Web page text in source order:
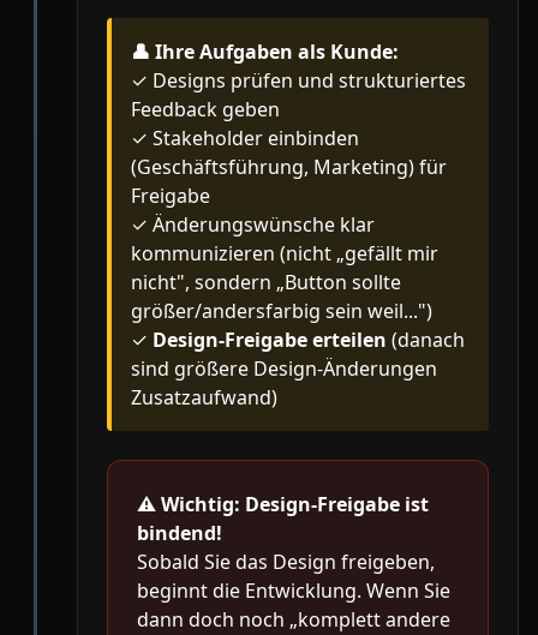
👤 Ihre Aufgaben als Kunde:
✓ Designs prüfen und strukturiertes
Feedback geben
✓ Stakeholder einbinden
(Geschäftsführung, Marketing) für
Freigabe
✓ Änderungswünsche klar
kommunizieren (nicht „gefällt mir
nicht", sondern „Button sollte
größer/andersfarbig sein weil...")
✓ Design-Freigabe erteilen (danach
sind größere Design-Änderungen
Zusatzaufwand)
⚠️Wichtig: Design-Freigabe ist
bindend!
Sobald Sie das Design freigeben,
beginnt die Entwicklung. Wenn Sie
dann doch noch „komplett andere